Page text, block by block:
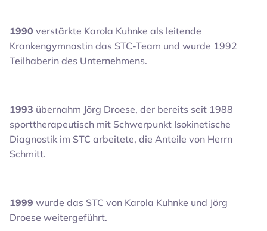
1990 verstärkte Karola Kuhnke als leitende
Krankengymnastin das STC-Team und wurde 1992
Teilhaberin des Unternehmens.
1993 übernahm Jörg Droese, der bereits seit 1988
sporttherapeutisch mit Schwerpunkt Isokinetische
Diagnostik im STC arbeitete, die Anteile von Herrn
Schmitt.
1999 wurde das STC von Karola Kuhnke und Jörg
Droese weitergeführt.